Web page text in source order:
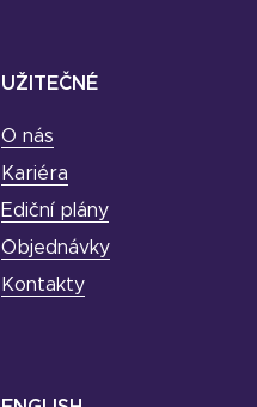
UŽITEČNÉ
O nás
Kariéra
Ediční plány
Objednávky
Kontakty